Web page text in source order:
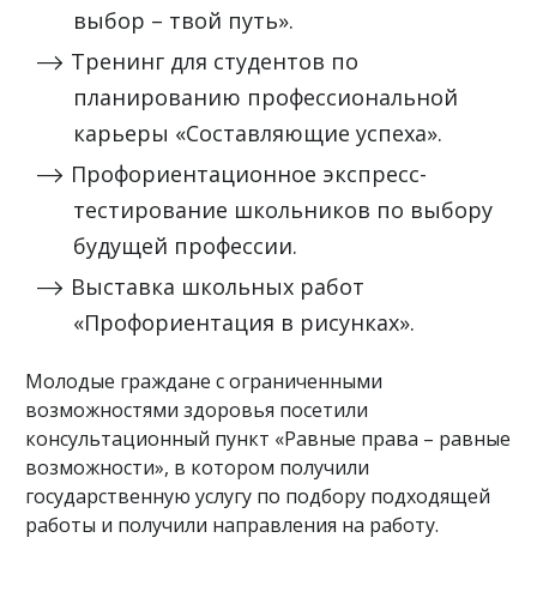
выбор – твой путь».
Тренинг для студентов по
планированию профессиональной
карьеры «Составляющие успеха».
Профориентационное экспресс-
тестирование школьников по выбору
будущей профессии.
Выставка школьных работ
«Профориентация в рисунках».
Молодые граждане с ограниченными
возможностями здоровья посетили
консультационный пункт «Равные права – равные
возможности», в котором получили
государственную услугу по подбору подходящей
работы и получили направления на работу.